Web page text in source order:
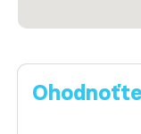
Ohodnoťte